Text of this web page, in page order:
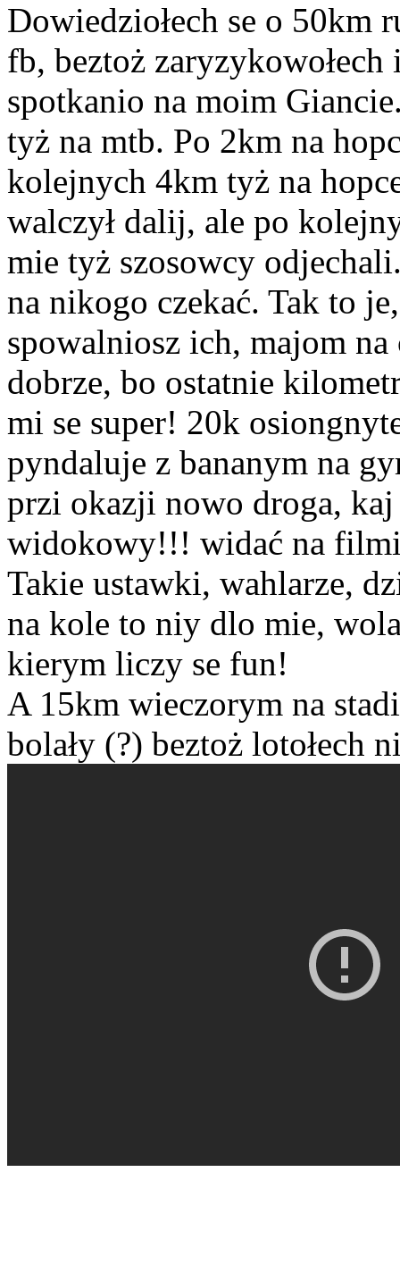
Dowiedziołech se o 50km
fb, beztoż zaryzykowołech
spotkanio na moim
tyż na mtb. Po 2km na
kolejnych 4km tyż na
walczył dalij, ale po
mie tyż szosowcy
na nikogo czekać. Tak to
spowalniosz ich, majom
dobrze, bo ostatnie
mi se super! 20k
pyndaluje z bananym na
przi okazji nowo droga,
widokowy!!! widać na
Takie ustawki, wahlarze,
na kole to niy dlo mie,
kierym liczy se fun!
A 15km wieczorym na
bolały (?) beztoż lotołech